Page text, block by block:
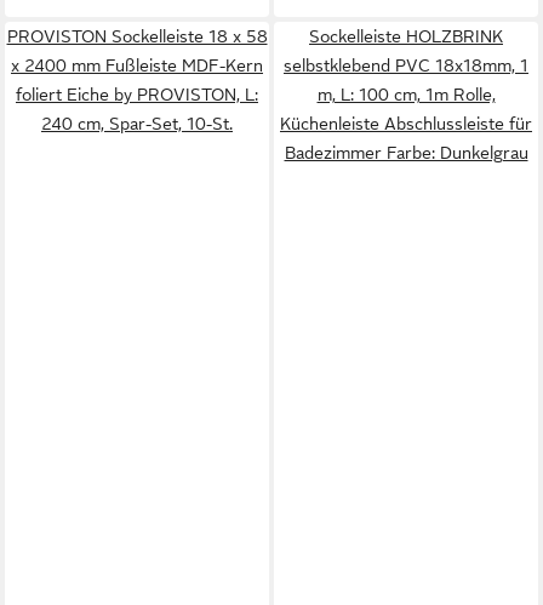
PROVISTON Sockelleiste 18 x 58
x 2400 mm Fußleiste MDF-Kern
foliert Eiche by PROVISTON, L:
240 cm, Spar-Set, 10-St.
Sockelleiste HOLZBRINK
selbstklebend PVC 18x18mm, 1
m, L: 100 cm, 1m Rolle,
Küchenleiste Abschlussleiste für
Badezimmer Farbe: Dunkelgrau